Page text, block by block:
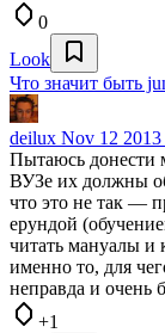
0
Look
Что значит быть
deilux Nov 12 2013
Пытаюсь донести
ВУЗе их должны
что это не так —
ерундой
читать мануалы и
именно то, для
неправда и очень
+1